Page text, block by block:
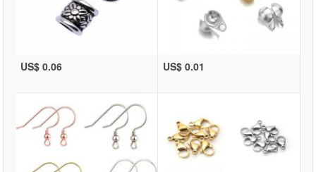
US$ 0.06 US$ 0.01